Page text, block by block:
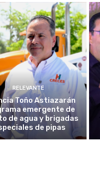
RELEVANTE
Toño Astiazarán
emergente de
de agua y brigadas
de pipas